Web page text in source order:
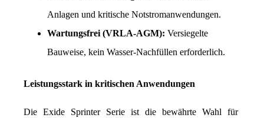
Anlagen und kritische Notstromanwendungen.
Wartungsfrei (VRLA-AGM): Versiegelte
Bauweise, kein Wasser-Nachfüllen erforderlich.
Leistungsstark in kritischen Anwendungen
Die Exide Sprinter Serie ist die bewährte Wahl für